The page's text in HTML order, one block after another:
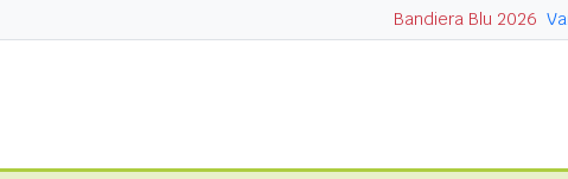
Bandiera Blu 2026